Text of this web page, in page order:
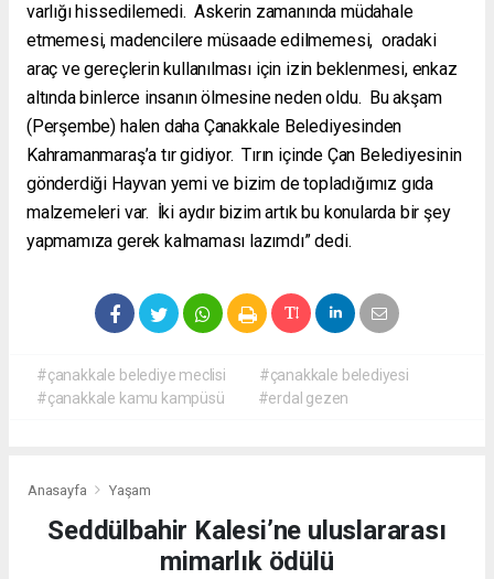
varlığı hissedilemedi. Askerin zamanında müdahale
etmemesi, madencilere müsaade edilmemesi, oradaki
araç ve gereçlerin kullanılması için izin beklenmesi, enkaz
altında binlerce insanın ölmesine neden oldu. Bu akşam
(Perşembe) halen daha Çanakkale Belediyesinden
Kahramanmaraş’a tır gidiyor. Tırın içinde Çan Belediyesinin
gönderdiği Hayvan yemi ve bizim de topladığımız gıda
malzemeleri var. İki aydır bizim artık bu konularda bir şey
yapmamıza gerek kalmaması lazımdı” dedi.
#çanakkale belediye meclisi
#çanakkale belediyesi
#çanakkale kamu kampüsü
#erdal gezen
Anasayfa Yaşam
Seddülbahir Kalesi’ne uluslararası
mimarlık ödülü